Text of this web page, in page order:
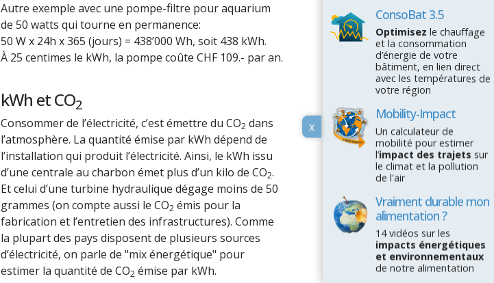
Autre exemple avec une pompe-filtre pour aquarium
de 50 watts qui tourne en permanence:
50 W x 24h x 365 (jours) = 438’000 Wh, soit 438 kWh.
À 25 centimes le kWh, la pompe coûte CHF 109.- par an.
kWh et CO2
Consommer de l’électricité, c’est émettre du CO2 dans
l’atmosphère. La quantité émise par kWh dépend de
l’installation qui produit l’électricité. Ainsi, le kWh issu
d’une centrale au charbon émet plus d’un kilo de CO2.
Et celui d’une turbine hydraulique dégage moins de 50
grammes (on compte aussi le CO2 émis pour la
fabrication et l’entretien des infrastructures). Comme
la plupart des pays disposent de plusieurs sources
d’électricité, on parle de "mix énergétique" pour
estimer la quantité de CO2 émise par kWh.
x
ConsoBat 3.5
Optimisez le chauffage
et la consommation
d’énergie de votre
bâtiment, en lien direct
avec les températures de
votre région
Mobility-Impact
Un calculateur de
mobilité pour estimer
l’impact des trajets sur
le climat et la pollution
de l'air
Vraiment durable mon
alimentation ?
14 vidéos sur les
impacts énergétiques
et environnementaux
de notre alimentation